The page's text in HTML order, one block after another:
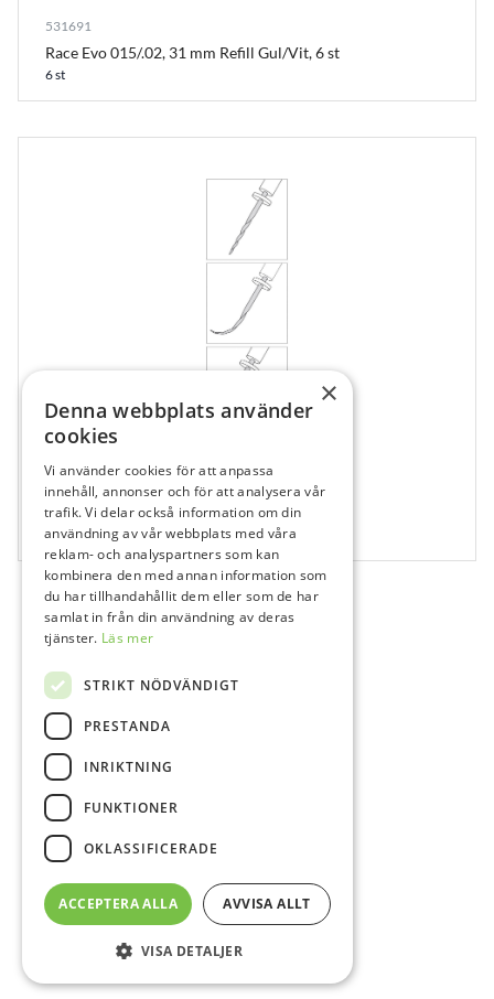
531691
Race Evo 015/.02, 31 mm Refill Gul/Vit, 6 st
6 st
462178
Coltene Hyflex Ni-Ti CM, Nr 04/60, 25 mm
6 st
×
Denna webbplats använder
cookies
Vi använder cookies för att anpassa
innehåll, annonser och för att analysera vår
trafik. Vi delar också information om din
användning av vår webbplats med våra
reklam- och analyspartners som kan
kombinera den med annan information som
du har tillhandahållit dem eller som de har
samlat in från din användning av deras
tjänster. Läs mer
STRIKT NÖDVÄNDIGT
PRESTANDA
INRIKTNING
FUNKTIONER
OKLASSIFICERADE
ACCEPTERA ALLA AVVISA ALLT
VISA DETALJER